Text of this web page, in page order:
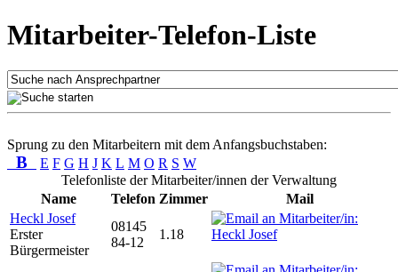
Mitarbeiter-Telefon-Liste
Sprung zu den Mitarbeitern mit dem Anfangsbuchstaben:
B E F G H J K L M O R S W
Telefonliste der Mitarbeiter/innen der Verwaltung
Name
Telefon Zimmer
Mail
Heckl Josef
Erster
Bürgermeister
08145
84-12
1.18